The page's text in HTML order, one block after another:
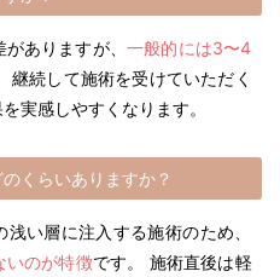
がありますが、一般的には3〜4
継続して施術を受けていただく
実感しやすくなります。
くらいありますか？
い層に注入する施術のため、
いのが特徴です。 施術直後は軽